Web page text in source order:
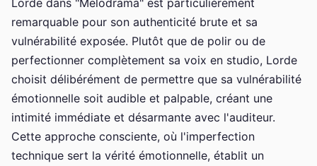
remarquable pour son authenticité brute et sa
vulnérabilité exposée. Plutôt que de polir ou de
perfectionner complètement sa voix en studio, Lorde
choisit délibérément de permettre que sa vulnérabilité
émotionnelle soit audible et palpable, créant une
intimité immédiate et désarmante avec l'auditeur.
Cette approche consciente, où l'imperfection
technique sert la vérité émotionnelle, établit un